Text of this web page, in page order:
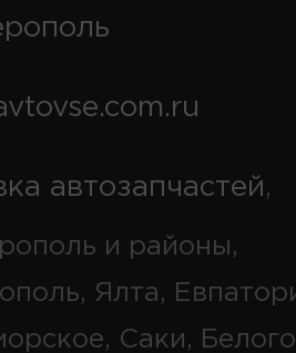
автозапчастей,
и районы,
Ялта,
Саки,